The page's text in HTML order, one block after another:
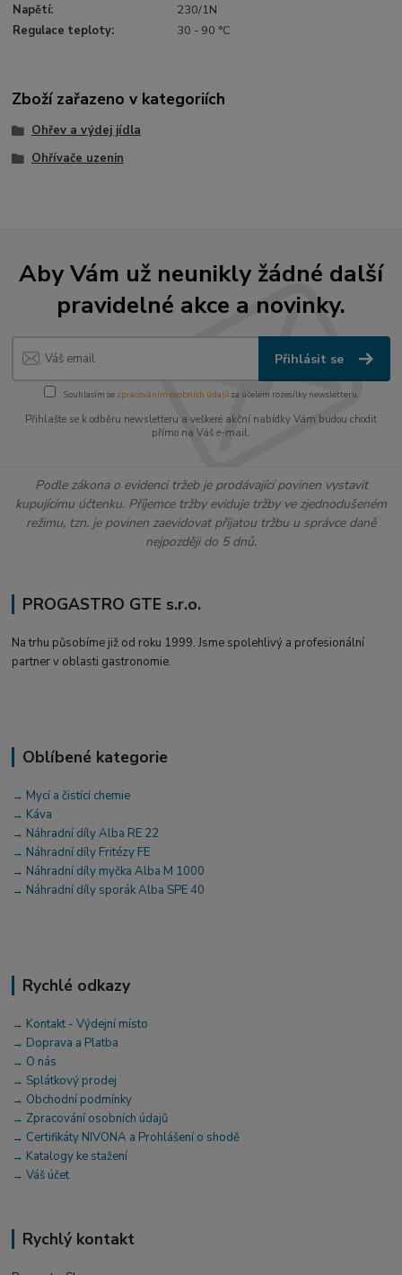
Napětí:
230/1N
Regulace teploty:
30 - 90 °C
Zboží zařazeno v kategoriích
Ohřev a výdej jídla
Ohřívače uzenin
Aby Vám už neunikly žádné další
pravidelné akce a novinky.
Přihlásit se
Souhlasím se zpracováním osobních údajůza účelem rozesílky newsletteru.
Přihlašte se k odběru newsletteru a veškeré akční nabídky Vám budou chodit
přímo na Váš e-mail.
Podle zákona o evidenci tržeb je prodávající povinen vystavit
kupujícímu účtenku. Příjemce tržby eviduje tržby ve zjednodušeném
režimu, tzn. je povinen zaevidovat přijatou tržbu u správce daně
nejpozději do 5 dnů.
PROGASTRO GTE s.r.o.
Na trhu působíme již od roku 1999. Jsme spolehlivý a profesionální
partner v oblasti gastronomie.
Oblíbené kategorie
→ Mycí a čistící chemie
→ Káva
→ Náhradní díly Alba RE 22
→ Náhradní díly Fritézy FE
→ Náhradní díly myčka Alba M 1000
→ Náhradní díly sporák Alba SPE 40
Rychlé odkazy
→ Kontakt - Výdejní místo
→ Doprava a Platba
→ O nás
→ Splátkový prodej
→ Obchodní podmínky
→ Zpracování osobních údajů
→ Certifikáty NIVONA a Prohlášení o shodě
→ Katalogy ke stažení
→ Váš účet
Rychlý kontakt